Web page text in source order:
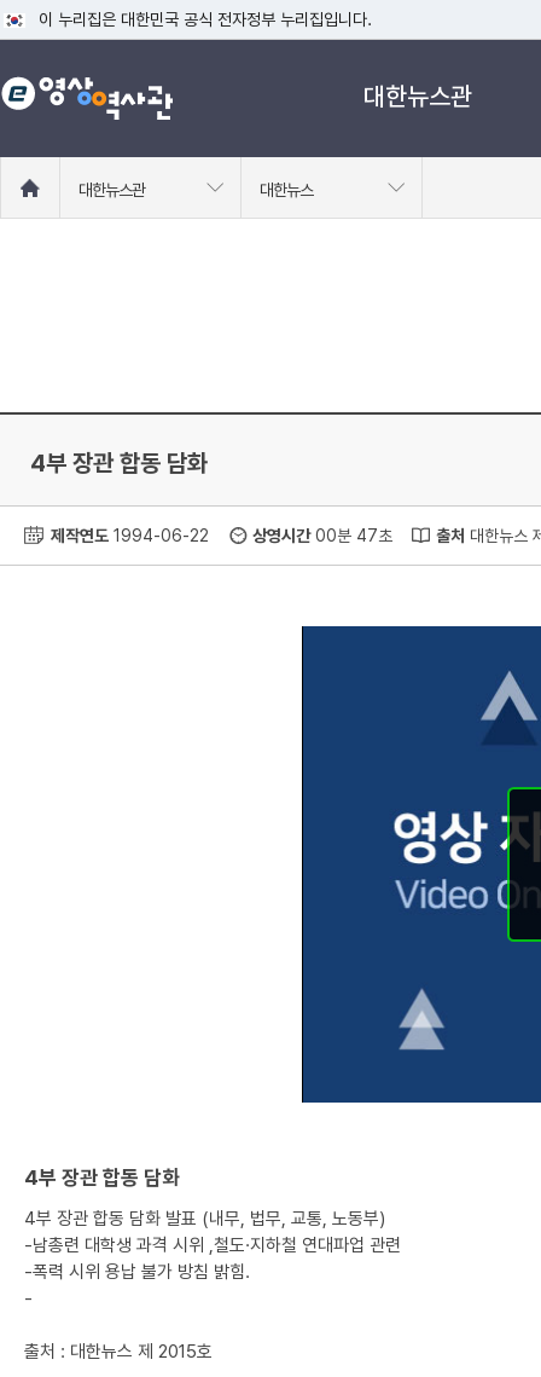
이 누리집은 대한민국 공식 전자정부 누리집입니다.
공식 누리집 주소 확인하기
go.kr 주소를 사용하는 누리집은 대한민국 정부기관이 관리하는 누리집입니
대한뉴스관
로
대한뉴스관 대한뉴스
4부 장관 합동 담화
제작연도 1994-06-22 상영시간00분 47초 출처 대한뉴스
4부 장관 합동 담화
4부 장관 합동 담화 발표 (내무, 법무, 교통, 노동부)
-남총련 대학생 과격 시위 ,철도·지하철 연대파업 관련
-폭력 시위 용납 불가 방침 밝힘.
-
출처 : 대한뉴스 제 2015호